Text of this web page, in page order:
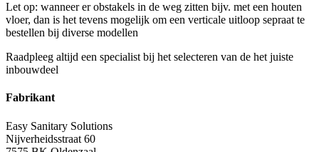
Let op: wanneer er obstakels in de weg zitten bijv. met een houten
vloer, dan is het tevens mogelijk om een verticale uitloop sepraat te
bestellen bij diverse modellen
Raadpleeg altijd een specialist bij het selecteren van de het juiste
inbouwdeel
Fabrikant
Easy Sanitary Solutions
Nijverheidsstraat 60